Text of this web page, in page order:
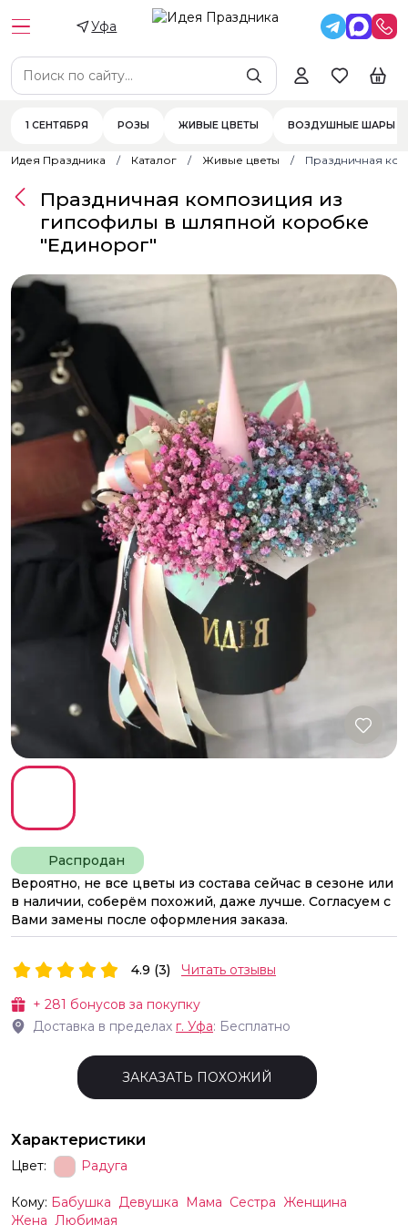
Уфа
1 СЕНТЯБРЯ РОЗЫ ЖИВЫЕ ЦВЕТЫ ВОЗДУШНЫЕ ШАРЫ
Идея Праздника Каталог Живые цветы Праздничная
Распродан
Вероятно, не все цветы из состава сейчас в сезоне или
в наличии, соберём похожий, даже лучше. Согласуем с
Вами замены после оформления заказа.
Праздничная композиция из
гипсофилы в шляпной коробке
"Единорог"
+ 281 бонусов за покупку
Доставка в пределах г. Уфа: Бесплатно
4.9 (3) Читать отзывы
ЗАКАЗАТЬ ПОХОЖИЙ
Характеристики
Цвет: Радуга
Кому: Бабушка Девушка Мама Сестра Женщина
Жена Любимая